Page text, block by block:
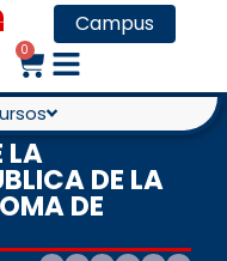
Campus
0
LA
DE LA
DE